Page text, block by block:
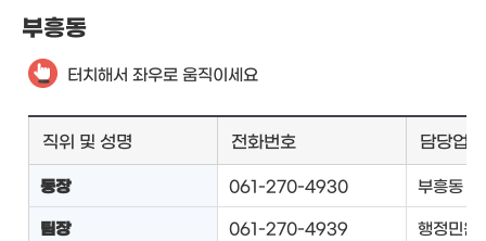
부흥동
터치해서 좌우로 움직이세요
직위 및 성명 전화번호 담당업무
동장 061-270-4930 부흥동
팀장 061-270-4939 행정민원